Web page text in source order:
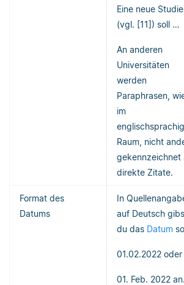
Eine neue Studie
(vgl. [11]) soll …
An anderen
Universitäten
werden
Paraphrasen,
im
Raum, nicht
gekennzeichnet
direkte Zitate.
Format des
Datums
In
auf Deutsch
du das Datum so
01.02.2022 oder
01. Feb. 2022 an.